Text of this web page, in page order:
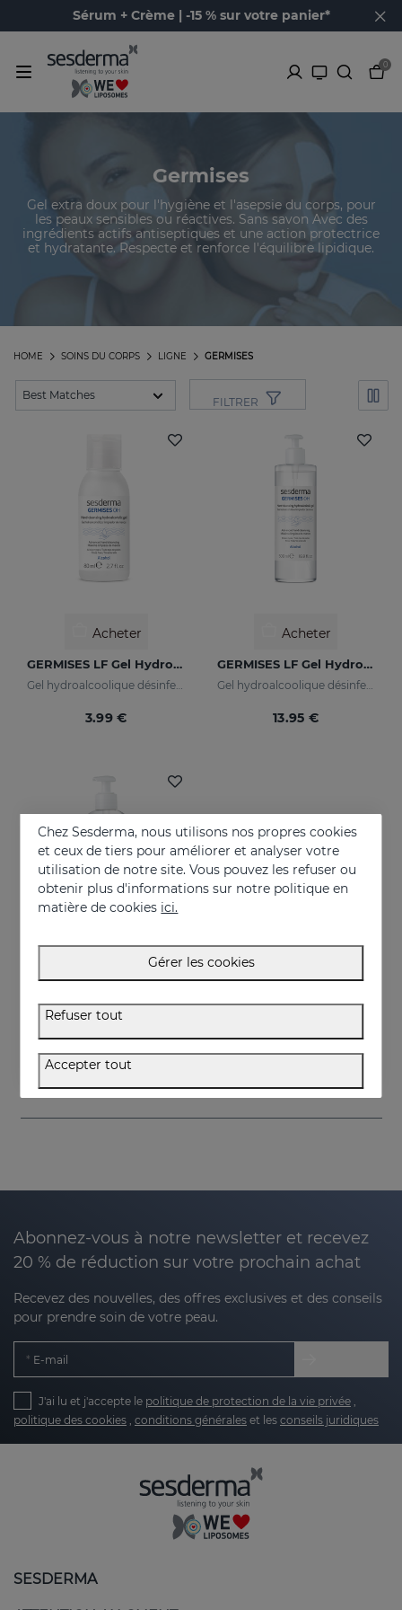
Sérum + Crème | -15 % sur votre panier*
0
Germises
Gel extra doux pour l'hygiène et l'asepsie du corps, pour
les peaux sensibles ou réactives. Sans savon Avec des
ingrédients actifs antiseptiques et une action protectrice
et hydratante. Respecte et renforce l'équilibre lipidique.
GERMISES
LIGNE
SOINS DU CORPS
HOME
FILTRER
Acheter
GERMISES LF Gel Hydroalcoolique Pour Les Mains 80ml
Gel hydroalcoolique désinfectant pour les mains avec d’alcool
3.99 €
Acheter
GERMISES LF Gel Hydroalcoolique Pour Les Mains 500ml
Gel hydroalcoolique désinfectant pour les mains avec d’alcool
13.95 €
GERMISES LF Gel Hydroalcoolique Pour Les Mains 250ml
7.95 €
Abonnez-vous à notre newsletter et recevez
20 % de réduction sur votre prochain achat
Recevez des nouvelles, des offres exclusives et des conseils
pour prendre soin de votre peau.
E-mail
J'ai lu et j'accepte le politique de protection de la vie privée
politique des cookies conditions générales et les conseils juridiques
SESDERMA
Chez Sesderma, nous utilisons nos propres cookies
et ceux de tiers pour améliorer et analyser votre
utilisation de notre site. Vous pouvez les refuser ou
obtenir plus d'informations sur notre politique en
matière de cookies ici.
Gérer les cookies
Refuser tout
Accepter tout